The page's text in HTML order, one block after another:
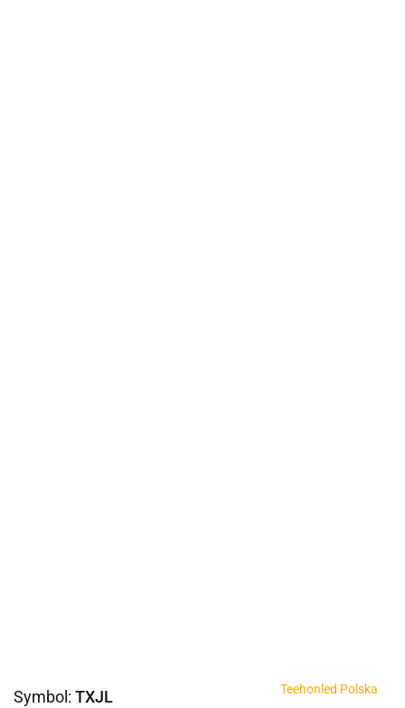
Symbol: TXJL
Teehonled Polska